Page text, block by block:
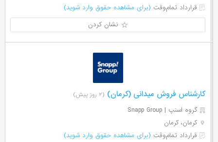
قرارداد تمام‌وقت (برای مشاهده حقوق وارد شوید)
نشان کردن
کارشناس فروش میدانی (کرمان) (۲ روز پیش)
گروه اسنپ | Snapp Group
کرمان، کرمان
قرارداد تمام‌وقت (برای مشاهده حقوق وارد شوید)